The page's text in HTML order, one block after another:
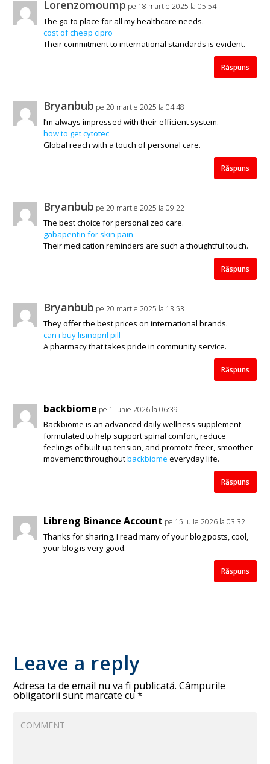
Lorenzomoump pe 18 martie 2025 la 05:54
The go-to place for all my healthcare needs.
cost of cheap cipro
Their commitment to international standards is evident.
Răspuns
Bryanbub pe 20 martie 2025 la 04:48
I’m always impressed with their efficient system.
how to get cytotec
Global reach with a touch of personal care.
Răspuns
Bryanbub pe 20 martie 2025 la 09:22
The best choice for personalized care.
gabapentin for skin pain
Their medication reminders are such a thoughtful touch.
Răspuns
Bryanbub pe 20 martie 2025 la 13:53
They offer the best prices on international brands.
can i buy lisinopril pill
A pharmacy that takes pride in community service.
Răspuns
backbiome pe 1 iunie 2026 la 06:39
Backbiome is an advanced daily wellness supplement
formulated to help support spinal comfort, reduce
feelings of built-up tension, and promote freer, smoother
movement throughoutbackbiome everyday life.
Răspuns
Libreng Binance Account pe 15 iulie 2026 la 03:32
Thanks for sharing. I read many of your blog posts, cool,
your blog is very good.
Răspuns
Leave a reply
Adresa ta de email nu va fi publicată. Câmpurile
obligatorii sunt marcate cu*